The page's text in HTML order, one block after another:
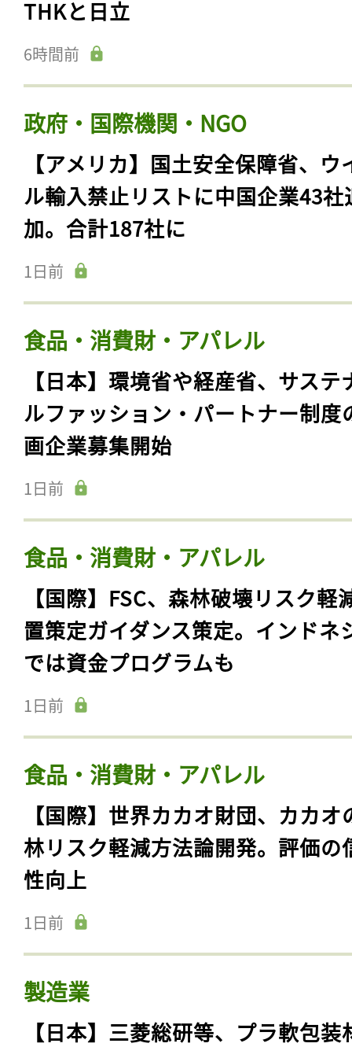
THKと日立
6時間前
政府・国際機関・NGO
【アメリカ】国土安全保障省、ウ
ル輸入禁止リストに中国企業43社
加。合計187社に
1日前
食品・消費財・アパレル
【日本】環境省や経産省、サステ
ルファッション・パートナー制度
画企業募集開始
1日前
食品・消費財・アパレル
【国際】FSC、森林破壊リスク軽
置策定ガイダンス策定。インドネ
では資金プログラムも
1日前
食品・消費財・アパレル
【国際】世界カカオ財団、カカオ
林リスク軽減方法論開発。評価の
性向上
1日前
製造業
【日本】三菱総研等、プラ軟包装